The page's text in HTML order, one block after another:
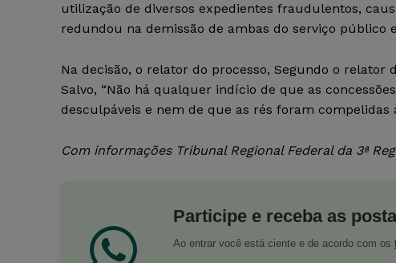
utilização de diversos expedientes fraudulentos,
redundou na demissão de ambas do serviço público
Na decisão, o relator do processo, Segundo o relator
Salvo, “Não há qualquer indício de que as
desculpáveis e nem de que as rés foram compelidas
Com informações Tribunal Regional Federal da 3ª
Participe e receba as
Ao entrar você está ciente e de acordo com os